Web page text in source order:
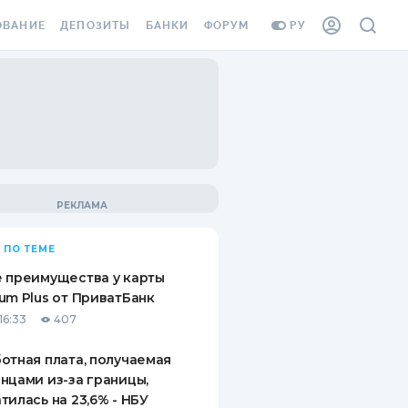
РУ
ВИНЬЕТКА
СОТРУДНИКОВ
ОТ
СЛУЧАЕВ
ДЕПОЗИТЫ
ВОПРОСЫ И ОТВЕТЫ
ПУТЕВОДИТЕЛИ ПО
БАНКИ ФОРУМ
ПО ТЕМЕ
преимущества у карты
Plus от ПриватБанк
407
плата, получаемая
из-за границы,
на 23,6% - НБУ